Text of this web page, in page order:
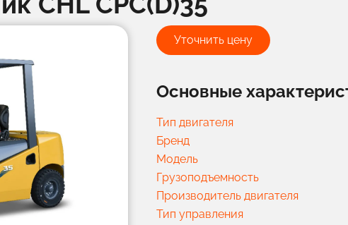
Уточнить цену
Основные
Тип двигателя
Бренд
Модель
Грузоподъемность
Производитель двигателя
Тип управления